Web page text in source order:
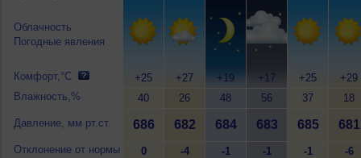
Облачность
Погодные явления
Комфорт,°C
Влажность,%
Давление, мм рт.ст.
Отклонение от нормы
+25
40
686
0
+27
26
682
-4
+19
48
684
-1
+17
56
683
-1
+25
37
685
-1
+29
18
681
-6